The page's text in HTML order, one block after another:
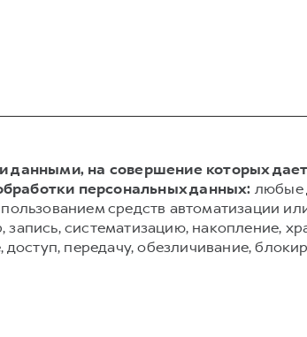
данными, на совершение которых
персональных данных: любые
средств автоматизации
систематизацию, накопление,
передачу, обезличивание,